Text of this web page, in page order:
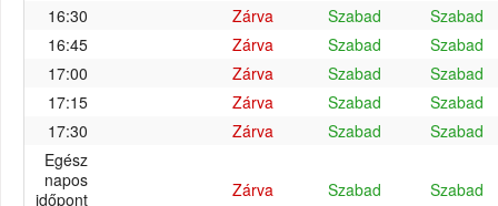
16:30
Zárva Szabad
Szabad
16:45
Zárva Szabad
Szabad
17:00
Zárva Szabad
Szabad
17:15
Zárva Szabad
Szabad
17:30
Zárva Szabad
Szabad
Egész
napos
időpont
Zárva Szabad Szabad